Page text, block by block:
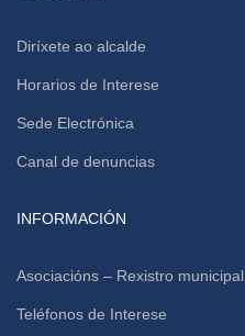
Diríxete ao alcalde
Horarios de Interese
Sede Electrónica
Canal de denuncias
INFORMACIÓN
Asociacións – Rexistro municipal
Teléfonos de Interese